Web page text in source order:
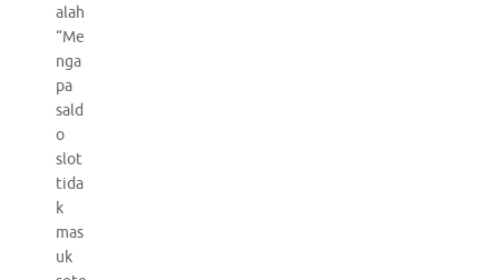
alah
“Me
nga
pa
sald
o
slot
tida
k
mas
uk